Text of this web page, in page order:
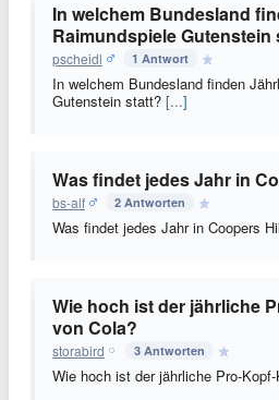
In welchem Bundesland
Raimundspiele Gutenstein
pscheidl 1 Antwort
In welchem Bundesland finden
Gutenstein statt? [...]
Was findet jedes Jahr in
bs-alf 2 Antworten
Was findet jedes Jahr in Coopers
Wie hoch ist der jährliche
von Cola?
storabird 3 Antworten
Wie hoch ist der jährliche Pro-